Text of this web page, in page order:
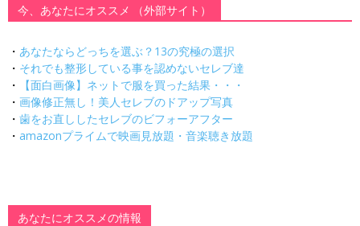
今、あなたにオススメ （外部サイト）
・ あなたならどっちを選ぶ？13の究極の選択
・ それでも整形している事を認めないセレブ達
・
【面白画像】ネットで服を買った結果・・・
・ 画像修正無し！美人セレブのドアップ写真
・ 歯をお直ししたセレブのビフォーアフター
・ amazonプライムで映画見放題・音楽聴き放題
あなたにオススメの情報